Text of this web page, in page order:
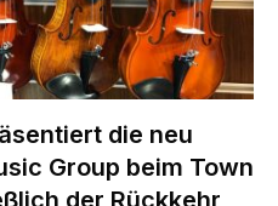
die neu
Group beim Town
der Rückkehr